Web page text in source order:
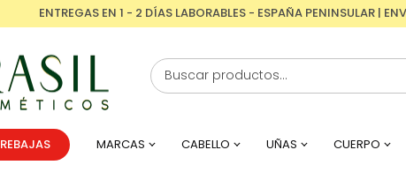
ENTREGAS EN 1 - 2 DÍAS LABORABLES - ESPAÑA PENINSULAR |
REBAJAS MARCAS CABELLO UÑAS CUERPO